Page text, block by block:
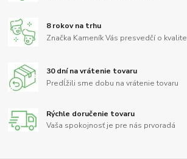
8 rokov na trhu
Značka Kameník Vás presvedčí o kvalite
30 dní na vrátenie tovaru
Predĺžili sme dobu na vrátenie tovaru
Rýchle doručenie tovaru
Vaša spokojnosť je pre nás prvoradá